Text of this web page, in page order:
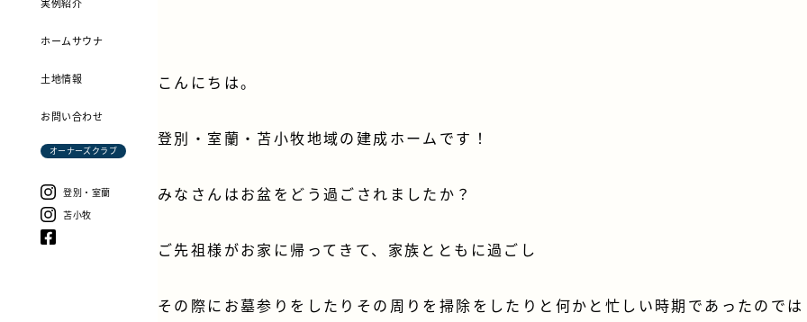
ホームサウナ
土地情報
お問い合わせ
オーナーズクラブ
登別・室蘭
苫小牧
こんにちは。
登別・室蘭・苫小牧地域の建成ホームです！
みなさんはお盆をどう過ごされましたか？
ご先祖様がお家に帰ってきて、家族とともに過ごし
その際にお墓参りをしたりその周りを掃除をしたりと何かと忙しい時期であったので